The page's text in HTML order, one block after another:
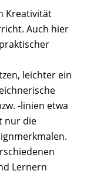
Kreativität
Auch hier
leichter ein
-linien etwa
nur die
Lernern